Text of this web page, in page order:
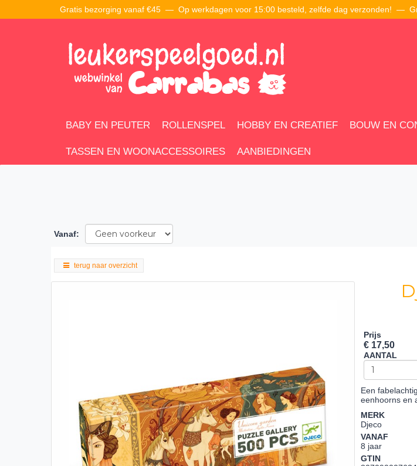
Gratis bezorging vanaf €45 — Op werkdagen voor 15:00 besteld, zelfde dag verzonden! —
BABY EN PEUTER ROLLENSPEL HOBBY EN CREATIEF BOUW EN
TASSEN EN WOONACCESSOIRES AANBIEDINGEN
Vanaf:
terug naar overzicht
Prijs
€ 17,50
AANTAL
Een
eenhoorns en
MERK
Djeco
VANAF
8 jaar
GTIN